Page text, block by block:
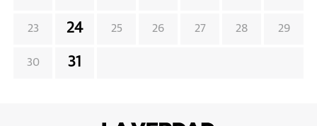
23 24 25 26 27 28 29
30 31